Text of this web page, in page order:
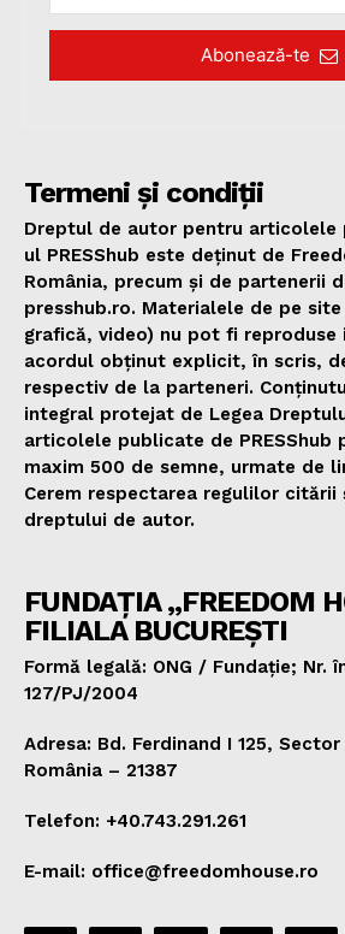
Abonează-te
Termeni și condiții
Dreptul de autor pentru articolele
ul PRESShub este deținut de
România, precum și de partenerii
presshub.ro. Materialele de pe
grafică, video) nu pot fi reproduse
acordul obținut explicit, în scris,
respectiv de la parteneri.
integral protejat de Legea
articolele publicate de PRESShub
maxim 500 de semne, urmate de
Cerem respectarea regulilor citării
dreptului de autor.
FUNDAȚIA „FREEDOM
FILIALA BUCUREȘTI
Formă legală: ONG / Fundație; Nr.
127/PJ/2004
Adresa: Bd. Ferdinand I 125,
România – 21387
Telefon: +40.743.291.261
E-mail: office@freedomhouse.ro